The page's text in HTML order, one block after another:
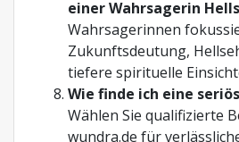
einer Wahrsagerin
Wahrsagerinnen
Zukunftsdeutung,
tiefere spirituelle
Wie finde ich eine
Wählen Sie qualifizierte
wundra.de für